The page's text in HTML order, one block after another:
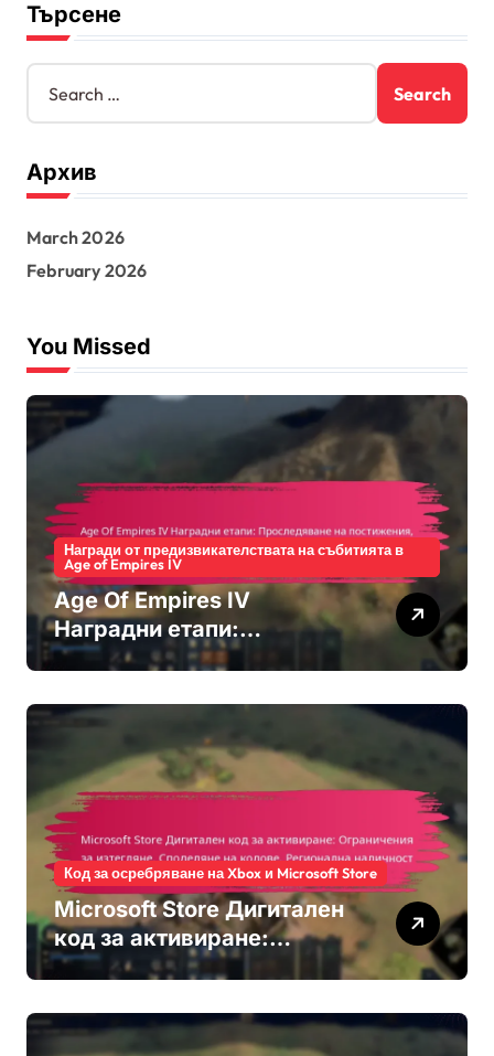
Търсене
S
a
c
h
o
r
Архив
March 2026
February 2026
You Missed
Награди от предизвикателствата на събитията в
Age of Empires IV
Age Of Empires IV
Наградни етапи:
Проследяване на
на бонуси, Признание от
общността
Код за осребряване на Xbox и Microsoft Store
Microsoft Store Дигитален
код за активиране:
Ограничения за изтегляне,
Регионална наличност